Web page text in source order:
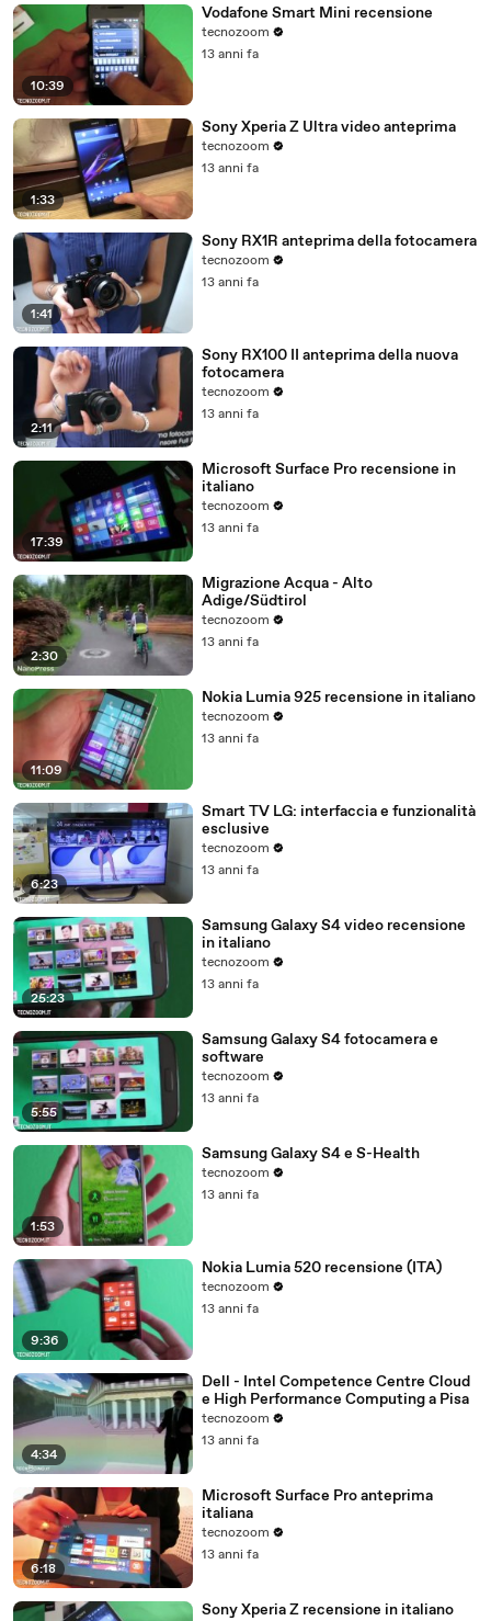
10:39
Vodafone Smart Mini recensione
tecnozoom
13 anni fa
1:33
Sony Xperia Z Ultra video anteprima
tecnozoom
13 anni fa
1:41
Sony RX1R anteprima della fotocamera
tecnozoom
13 anni fa
2:11
Sony RX100 II anteprima della nuova
fotocamera
tecnozoom
13 anni fa
17:39
Microsoft Surface Pro recensione in
italiano
tecnozoom
13 anni fa
2:30
Migrazione Acqua - Alto
Adige/Südtirol
tecnozoom
13 anni fa
11:09
Nokia Lumia 925 recensione in italiano
tecnozoom
13 anni fa
6:23
Smart TV LG: interfaccia e funzionalità
esclusive
tecnozoom
13 anni fa
25:23
Samsung Galaxy S4 video recensione
in italiano
tecnozoom
13 anni fa
5:55
Samsung Galaxy S4 fotocamera e
software
tecnozoom
13 anni fa
1:53
Samsung Galaxy S4 e S-Health
tecnozoom
13 anni fa
9:36
Nokia Lumia 520 recensione (ITA)
tecnozoom
13 anni fa
4:34
Dell - Intel Competence Centre Cloud
e High Performance Computing a Pisa
tecnozoom
13 anni fa
6:18
Microsoft Surface Pro anteprima
italiana
tecnozoom
13 anni fa
Sony Xperia Z recensione in italiano